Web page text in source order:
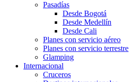
Pasadías
Desde Bogotá
Desde Medellín
Desde Cali
Planes con servicio aéreo
Planes con servicio terrestre
Glamping
Internacional
Cruceros